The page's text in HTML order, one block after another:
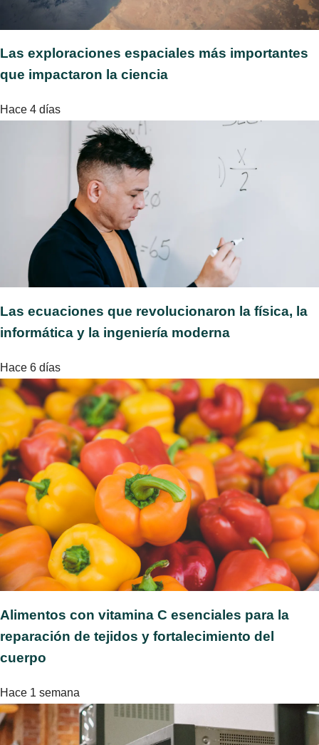
Las exploraciones espaciales más importantes
que impactaron la ciencia
Hace 4 días
Las ecuaciones que revolucionaron la física, la
informática y la ingeniería moderna
Hace 6 días
Alimentos con vitamina C esenciales para la
reparación de tejidos y fortalecimiento del
cuerpo
Hace 1 semana